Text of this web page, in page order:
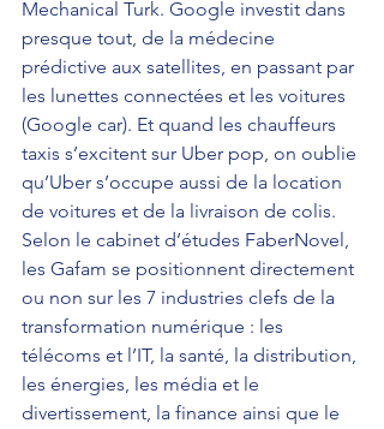
Mechanical Turk. Google investit dans
presque tout, de la médecine
prédictive aux satellites, en passant par
les lunettes connectées et les voitures
(Google car). Et quand les chauffeurs
taxis s’excitent sur Uber pop, on oublie
qu’Uber s’occupe aussi de la location
de voitures et de la livraison de colis.
Selon le cabinet d’études FaberNovel,
les Gafam se positionnent directement
ou non sur les 7 industries clefs de la
transformation numérique : les
télécoms et l’IT, la santé, la distribution,
les énergies, les média et le
divertissement, la finance ainsi que le